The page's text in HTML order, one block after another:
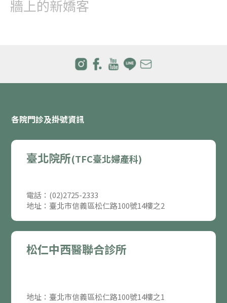
牆上的新嬌客
各院門診及掛號資訊
臺北院所(TFC臺北婦產科)
電話：(02)2725-2333
地址：臺北市信義區松仁路100號14樓之2
松仁中西醫聯合診所
地址：臺北市信義區松仁路100號14樓之1